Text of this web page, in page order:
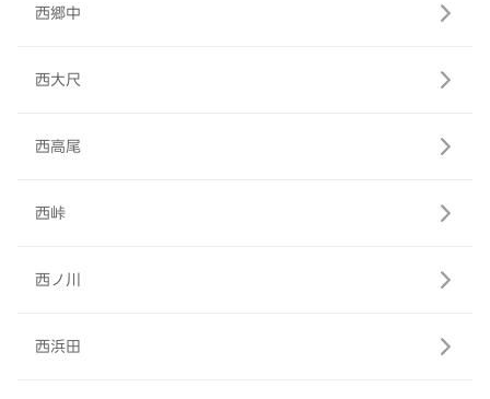
西郷中
西大尺
西高尾
西峠
西ノ川
西浜田